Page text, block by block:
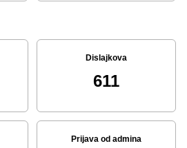
Dislajkova
611
Prijava od admina